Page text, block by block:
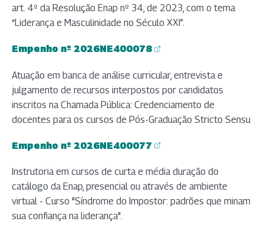
art. 4º da Resolução Enap nº 34, de 2023, com o tema
“Liderança e Masculinidade no Século XXI”.
Empenho nº 2026NE400078
(abre em nova aba)
Atuação em banca de análise curricular, entrevista e
julgamento de recursos interpostos por candidatos
inscritos na Chamada Pública: Credenciamento de
docentes para os cursos de Pós-Graduação Stricto Sensu
Empenho nº 2026NE400077
(abre em nova aba)
Instrutoria em cursos de curta e média duração do
catálogo da Enap, presencial ou através de ambiente
virtual - Curso "Síndrome do Impostor: padrões que minam
sua confiança na liderança".